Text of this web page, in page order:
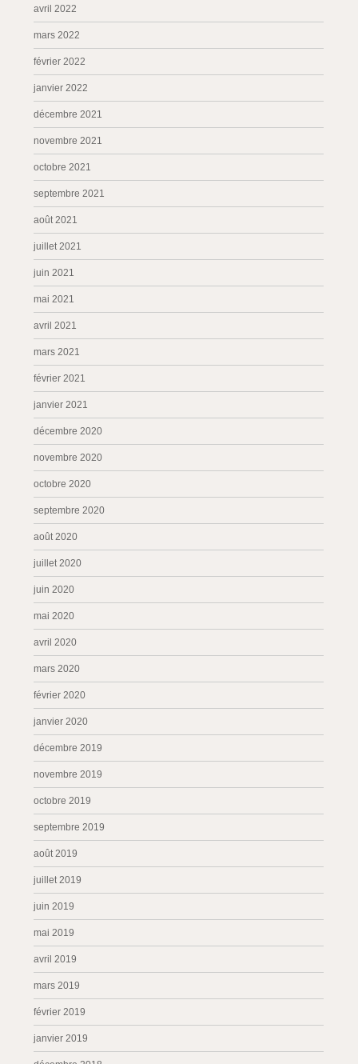
avril 2022
mars 2022
février 2022
janvier 2022
décembre 2021
novembre 2021
octobre 2021
septembre 2021
août 2021
juillet 2021
juin 2021
mai 2021
avril 2021
mars 2021
février 2021
janvier 2021
décembre 2020
novembre 2020
octobre 2020
septembre 2020
août 2020
juillet 2020
juin 2020
mai 2020
avril 2020
mars 2020
février 2020
janvier 2020
décembre 2019
novembre 2019
octobre 2019
septembre 2019
août 2019
juillet 2019
juin 2019
mai 2019
avril 2019
mars 2019
février 2019
janvier 2019